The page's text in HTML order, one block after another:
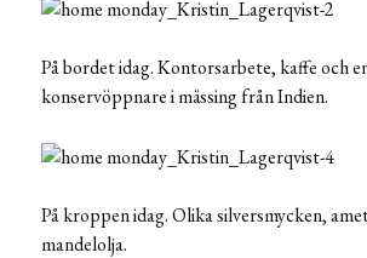
På bordet idag. Kontorsarbete, kaffe och
konservöppnare i mässing från Indien.
På kroppen idag. Olika silversmycken,
mandelolja.